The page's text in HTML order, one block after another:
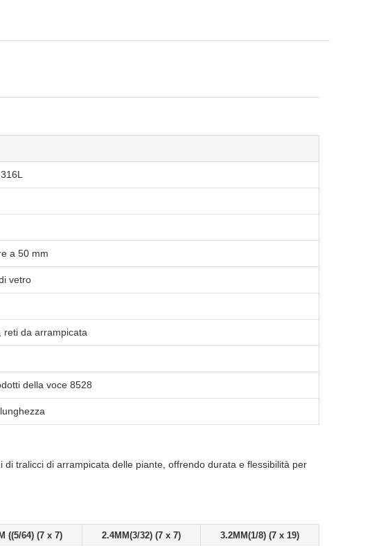
a 50 mm
vetro
reti da arrampicata
della voce 8528
tralicci di arrampicata delle piante, offrendo durata e flessibilità per
((5/64) (7 x 7) 2.4MM(3/32) (7 x 7) 3.2MM(1/8) (7 x 19)